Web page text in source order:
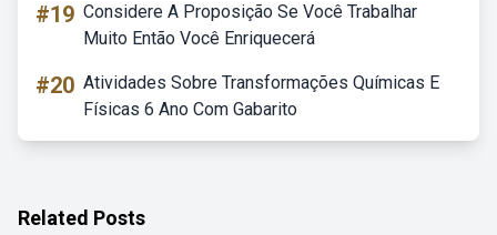
#19 Considere A Proposição Se Você Trabalhar
Muito Então Você Enriquecerá
#20 Atividades Sobre Transformações Químicas E
Físicas 6 Ano Com Gabarito
Related Posts